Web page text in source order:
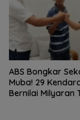
ABS Bongkar
Muba! 29
Bernilai Milyaran